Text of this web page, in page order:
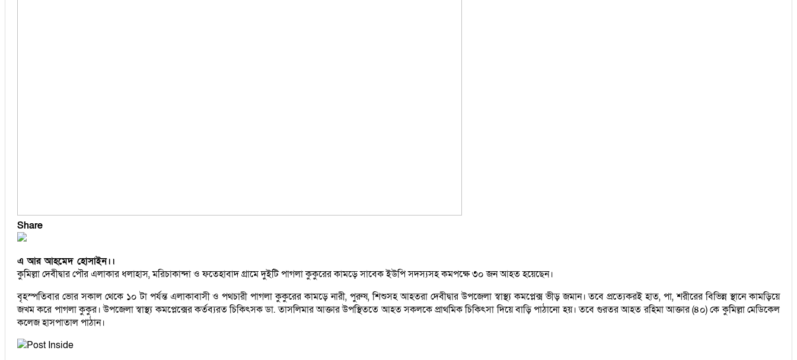
Share
এ আর আহমেদ হোসাইন।।
কুমিল্লা দেবীদ্বার পৌর এলাকার ধলাহাস, মরিচাকান্দা ও ফতেহাবাদ গ্রামে দুইটি পাগলা কুকুরের কামড়ে সাবেক ইউপি সদস্যসহ কমপক্ষে ৩০ জন আহত হয়েছেন।
বৃহস্পতিবার ভোর সকাল থেকে ১০ টা পর্যন্ত এলাকাবাসী ও পথচারী পাগলা কুকুরের কামড়ে নারী, পুরুষ, শিশুসহ আহতরা দেবীদ্বার উপজেলা স্বাস্থ্য কমপ্লেক্স ভীড় জমান। তবে প্রত্যেকরই হাত, পা, শরীরের বিভিন্ন স্থানে কামড়িয়ে
জখম করে পাগলা কুকুর। উপজেলা স্বাস্থ্য কমপ্লেক্সের কর্তব্যরত চিকিৎসক ডা. তাসলিমার আক্তার উপস্থিততে আহত সকলকে প্রাথমিক চিকিৎসা দিয়ে বাড়ি পাঠানো হয়। তবে গুরতর আহত রহিমা আক্তার (৪০) কে কুমিল্লা মেডিকেল
কলেজ হাসপাতাল পাঠান।